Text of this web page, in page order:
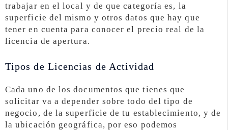
trabajar en el local y de que categoría es, la
superficie del mismo y otros datos que hay que
tener en cuenta para conocer el precio real de la
licencia de apertura.
Tipos de Licencias de Actividad
Cada uno de los documentos que tienes que
solicitar va a depender sobre todo del tipo de
negocio, de la superficie de tu establecimiento, y de
la ubicación geográfica, por eso podemos